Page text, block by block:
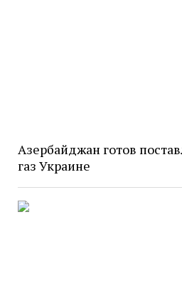
Азербайджан готов
газ Украине